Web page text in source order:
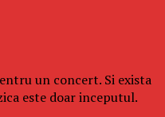
un concert. Si exista
este doar inceputul.